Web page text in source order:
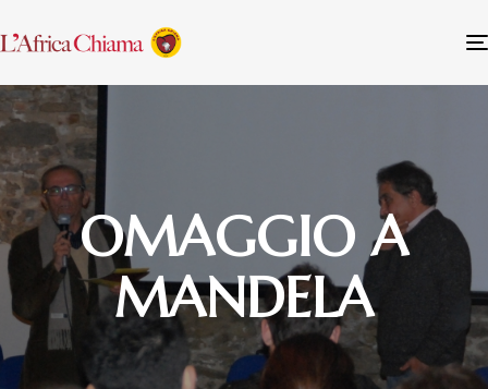
OMAGGIO A
MANDELA